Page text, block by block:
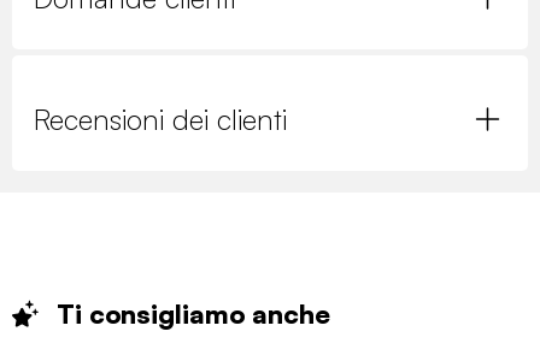
Recensioni dei clienti
Ti consigliamo anche